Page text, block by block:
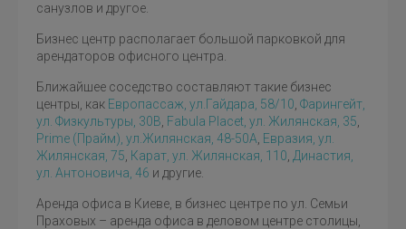
санузлов и другое.
Бизнес центр располагает большой парковкой для
арендаторов офисного центра.
Ближайшее соседство составляют такие бизнес
центры, как Европассаж, ул.Гайдара, 58/10 Фарингейт,
ул. Физкультуры, 30В Fabula Placet, ул. Жилянская, 35
Prime (Прайм), ул.Жилянская, 48-50А Евразия, ул.
Жилянская, 75 Карат, ул. Жилянская, 110 Династия,
ул. Антоновича, 46 и другие.
Аренда офиса в Киеве, в бизнес центре по ул. Семьи
Праховых – аренда офиса в деловом центре столицы,